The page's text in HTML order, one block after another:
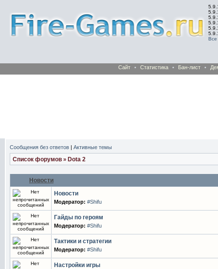
Все
Сайт • Статистика • Бан-лист •
Сообщения без ответов | Активные темы
Список форумов » Dota 2
Новости
Новости
Модератор: #Shifu
Гайды по героям
Модератор: #Shifu
Тактики и стратегии
Модератор: #Shifu
Настройки игры